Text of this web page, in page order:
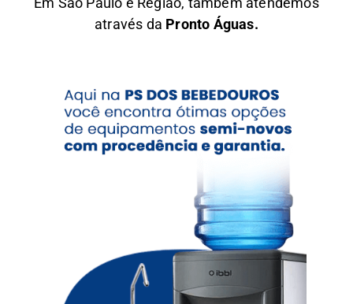
através da Pronto Águas.